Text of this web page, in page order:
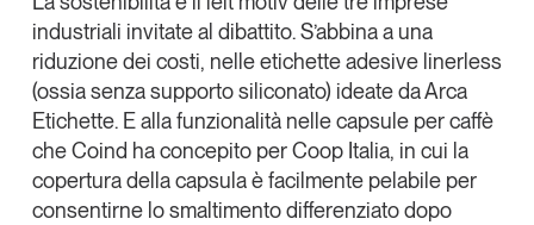
industriali invitate al dibattito. S’abbina a una
riduzione dei costi, nelle etichette adesive linerless
(ossia senza supporto siliconato) ideate da Arca
Etichette. E alla funzionalità nelle capsule per caffè
che Coind ha concepito per Coop Italia, in cui la
copertura della capsula è facilmente pelabile per
consentirne lo smaltimento differenziato dopo